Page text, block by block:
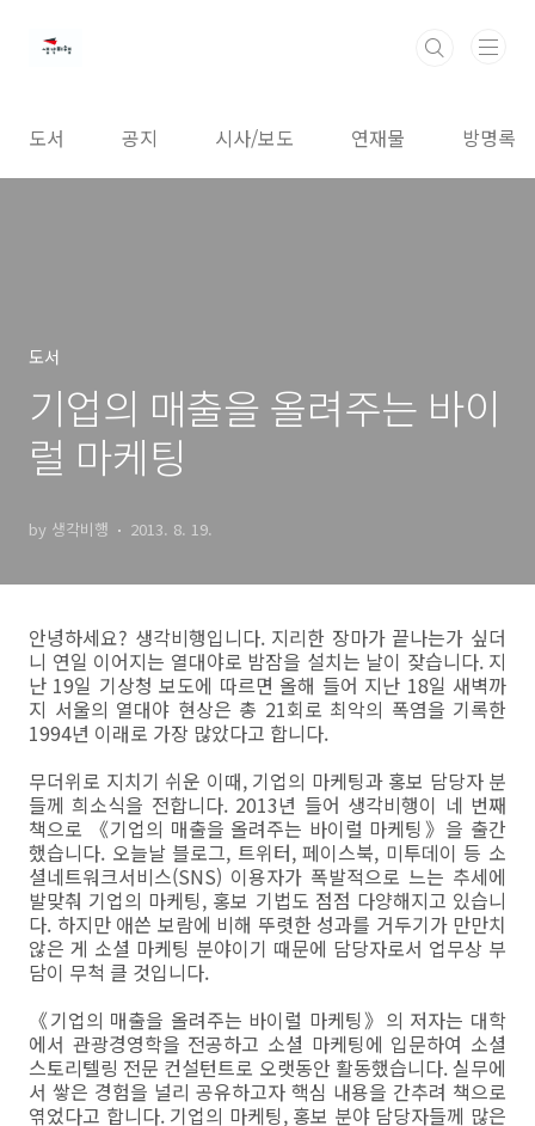
도서 공지 시사/보도 연재물 방명록
도서
기업의 매출을 올려주는 바이
럴 마케팅
by 생각비행 2013. 8. 19.
안녕하세요? 생각비행입니다. 지리한 장마가 끝나는가 싶더
니 연일 이어지는 열대야로 밤잠을 설치는 날이 잦습니다. 지
난 19일 기상청 보도에 따르면 올해 들어 지난 18일 새벽까
지 서울의 열대야 현상은 총 21회로 최악의 폭염을 기록한
1994년 이래로 가장 많았다고 합니다.
무더위로 지치기 쉬운 이때, 기업의 마케팅과 홍보 담당자 분
들께 희소식을 전합니다. 2013년 들어 생각비행이 네 번째
책으로 《기업의 매출을 올려주는 바이럴 마케팅》을 출간
했습니다. 오늘날 블로그, 트위터, 페이스북, 미투데이 등 소
셜네트워크서비스(SNS) 이용자가 폭발적으로 느는 추세에
발맞춰 기업의 마케팅, 홍보 기법도 점점 다양해지고 있습니
다. 하지만 애쓴 보람에 비해 뚜렷한 성과를 거두기가 만만치
않은 게 소셜 마케팅 분야이기 때문에 담당자로서 업무상 부
담이 무척 클 것입니다.
《기업의 매출을 올려주는 바이럴 마케팅》의 저자는 대학
에서 관광경영학을 전공하고 소셜 마케팅에 입문하여 소셜
스토리텔링 전문 컨설턴트로 오랫동안 활동했습니다. 실무에
서 쌓은 경험을 널리 공유하고자 핵심 내용을 간추려 책으로
엮었다고 합니다. 기업의 마케팅, 홍보 분야 담당자들께 많은